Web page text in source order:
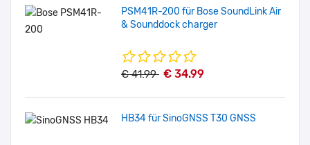
PSM41R-200 für Bose SoundLink Air
& Sounddock charger
€ 41.99 € 34.99
HB34 für SinoGNSS T30 GNSS